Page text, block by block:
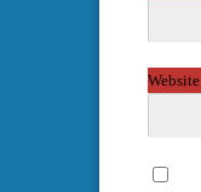
Website